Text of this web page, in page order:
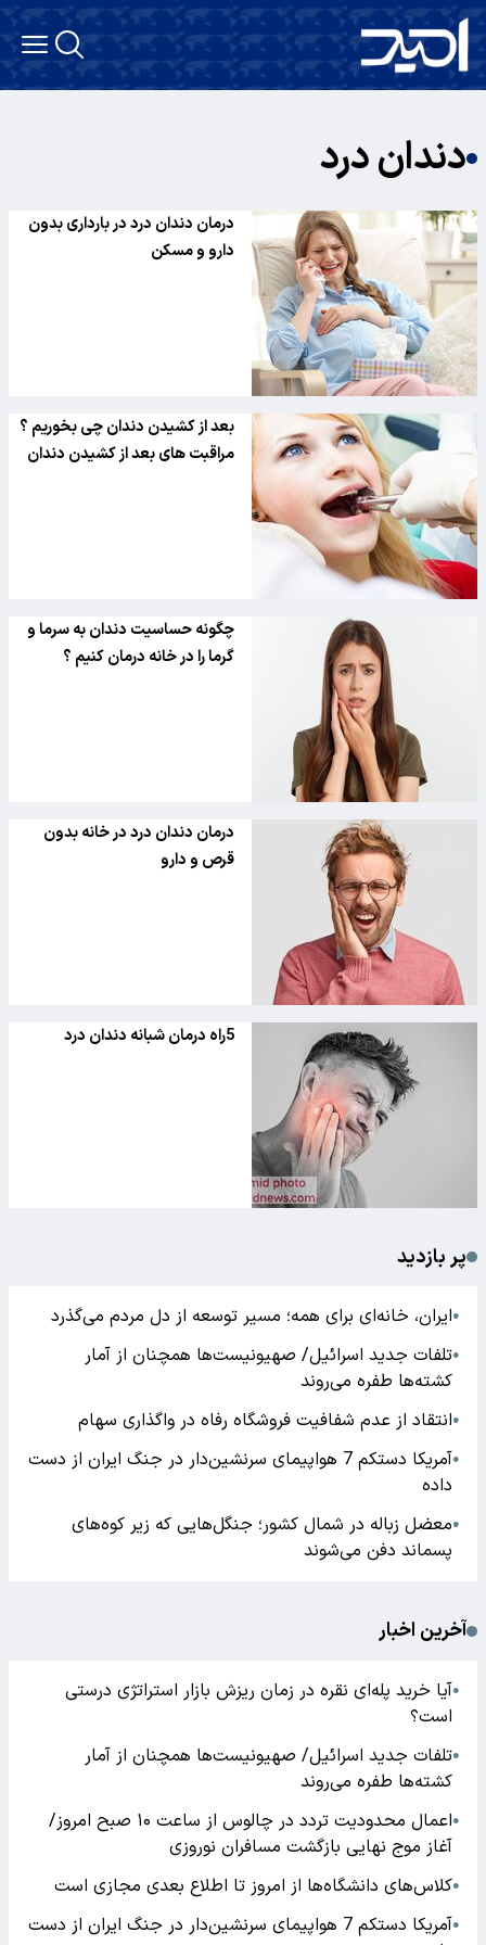
دندان درد
درمان دندان درد در بارداری بدون
دارو و مسکن
بعد از کشیدن دندان چی بخوریم ؟
مراقبت های بعد از کشیدن دندان
چگونه حساسیت دندان به سرما و
گرما را در خانه درمان کنیم ؟
درمان دندان درد در خانه بدون
قرص و دارو
5راه درمان شبانه دندان درد
پر بازدید
●ایران، خانه‌ای برای همه؛ مسیر توسعه از دل مردم می‌گذرد
●تلفات جدید اسرائیل/ صهیونیست‌ها همچنان از آمار
کشته‌ها طفره می‌روند
●انتقاد از عدم شفافیت فروشگاه رفاه در واگذاری سهام
●
آمریکا دستکم 7 هواپیمای سرنشین‌دار در جنگ ایران از دست
داده
●معضل زباله در شمال کشور؛ جنگل‌هایی که زیر کوه‌های
پسماند دفن می‌شوند
آخرین اخبار
●آیا خرید پله‌ای نقره در زمان ریزش بازار استراتژی درستی
است؟
●تلفات جدید اسرائیل/ صهیونیست‌ها همچنان از آمار
کشته‌ها طفره می‌روند
●
اعمال محدودیت تردد در چالوس از ساعت ۱۰ صبح امروز/
آغاز موج نهایی بازگشت مسافران نوروزی
●کلاس‌های دانشگاه‌ها از امروز تا اطلاع بعدی مجازی است
●
آمریکا دستکم 7 هواپیمای سرنشین‌دار در جنگ ایران از دست